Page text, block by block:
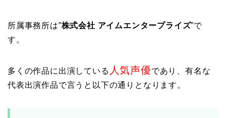
所属事務所は”株式会社 アイムエンタープライズ”で
す。
多くの作品に出演している 人気声優であり、有名な
代表出演作品で言うと以下の通りとなります。